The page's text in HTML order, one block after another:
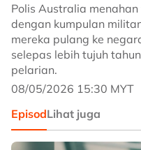
Polis Australia
dengan kumpulan
mereka pulang ke
selepas lebih tujuh
pelarian.
08/05/2026 15:30 MYT
EpisodLihat juga